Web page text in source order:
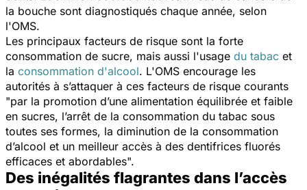
la bouche sont diagnostiqués chaque année, selon
l'OMS.
Les principaux facteurs de risque sont la forte
consommation de sucre, mais aussi l'usage du tabac et
la consommation d'alcool. L'OMS encourage les
autorités à s’attaquer à ces facteurs de risque courants
"par la promotion d’une alimentation équilibrée et faible
en sucres, l’arrêt de la consommation du tabac sous
toutes ses formes, la diminution de la consommation
d’alcool et un meilleur accès à des dentifrices fluorés
efficaces et abordables".
Des inégalités flagrantes dans l’accès